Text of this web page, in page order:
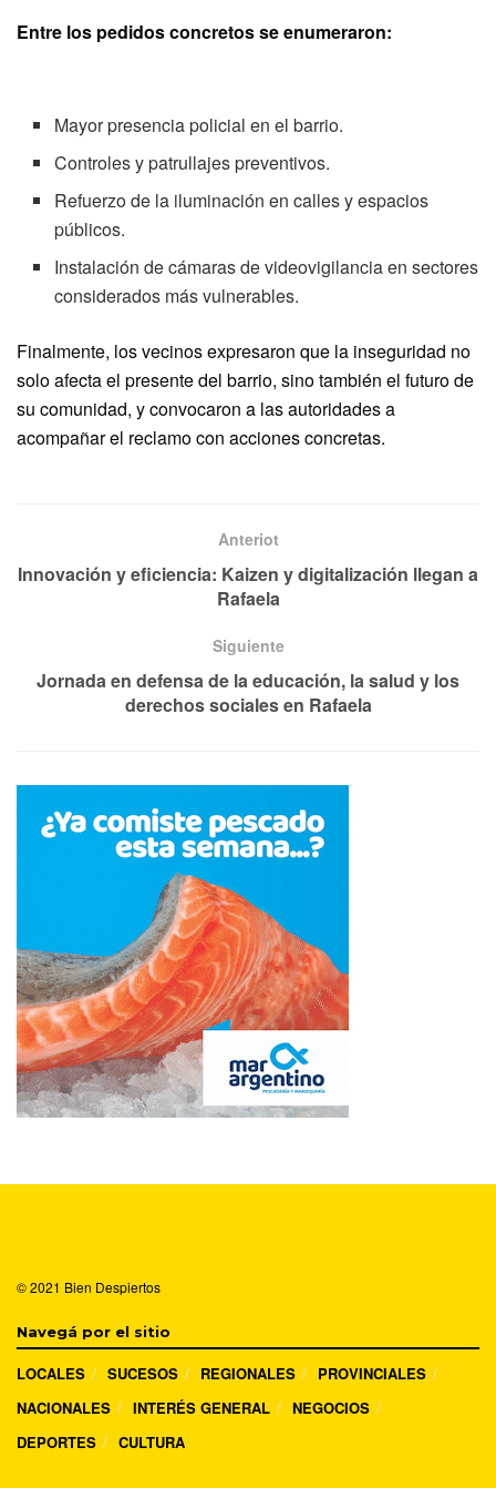
Entre los pedidos concretos se enumeraron:
Mayor presencia policial en el barrio.
Controles y patrullajes preventivos.
Refuerzo de la iluminación en calles y espacios
públicos.
Instalación de cámaras de videovigilancia en sectores
considerados más vulnerables.
Finalmente, los vecinos expresaron que la inseguridad no
solo afecta el presente del barrio, sino también el futuro de
su comunidad, y convocaron a las autoridades a
acompañar el reclamo con acciones concretas.
Anteriot
Innovación y eficiencia: Kaizen y digitalización llegan a
Rafaela
Siguiente
Jornada en defensa de la educación, la salud y los
derechos sociales en Rafaela
© 2021 Bien Despiertos
Navegá por el sitio
LOCALES SUCESOS REGIONALES
PROVINCIALES
NACIONALES
INTERÉS GENERAL
NEGOCIOS
DEPORTES
CULTURA